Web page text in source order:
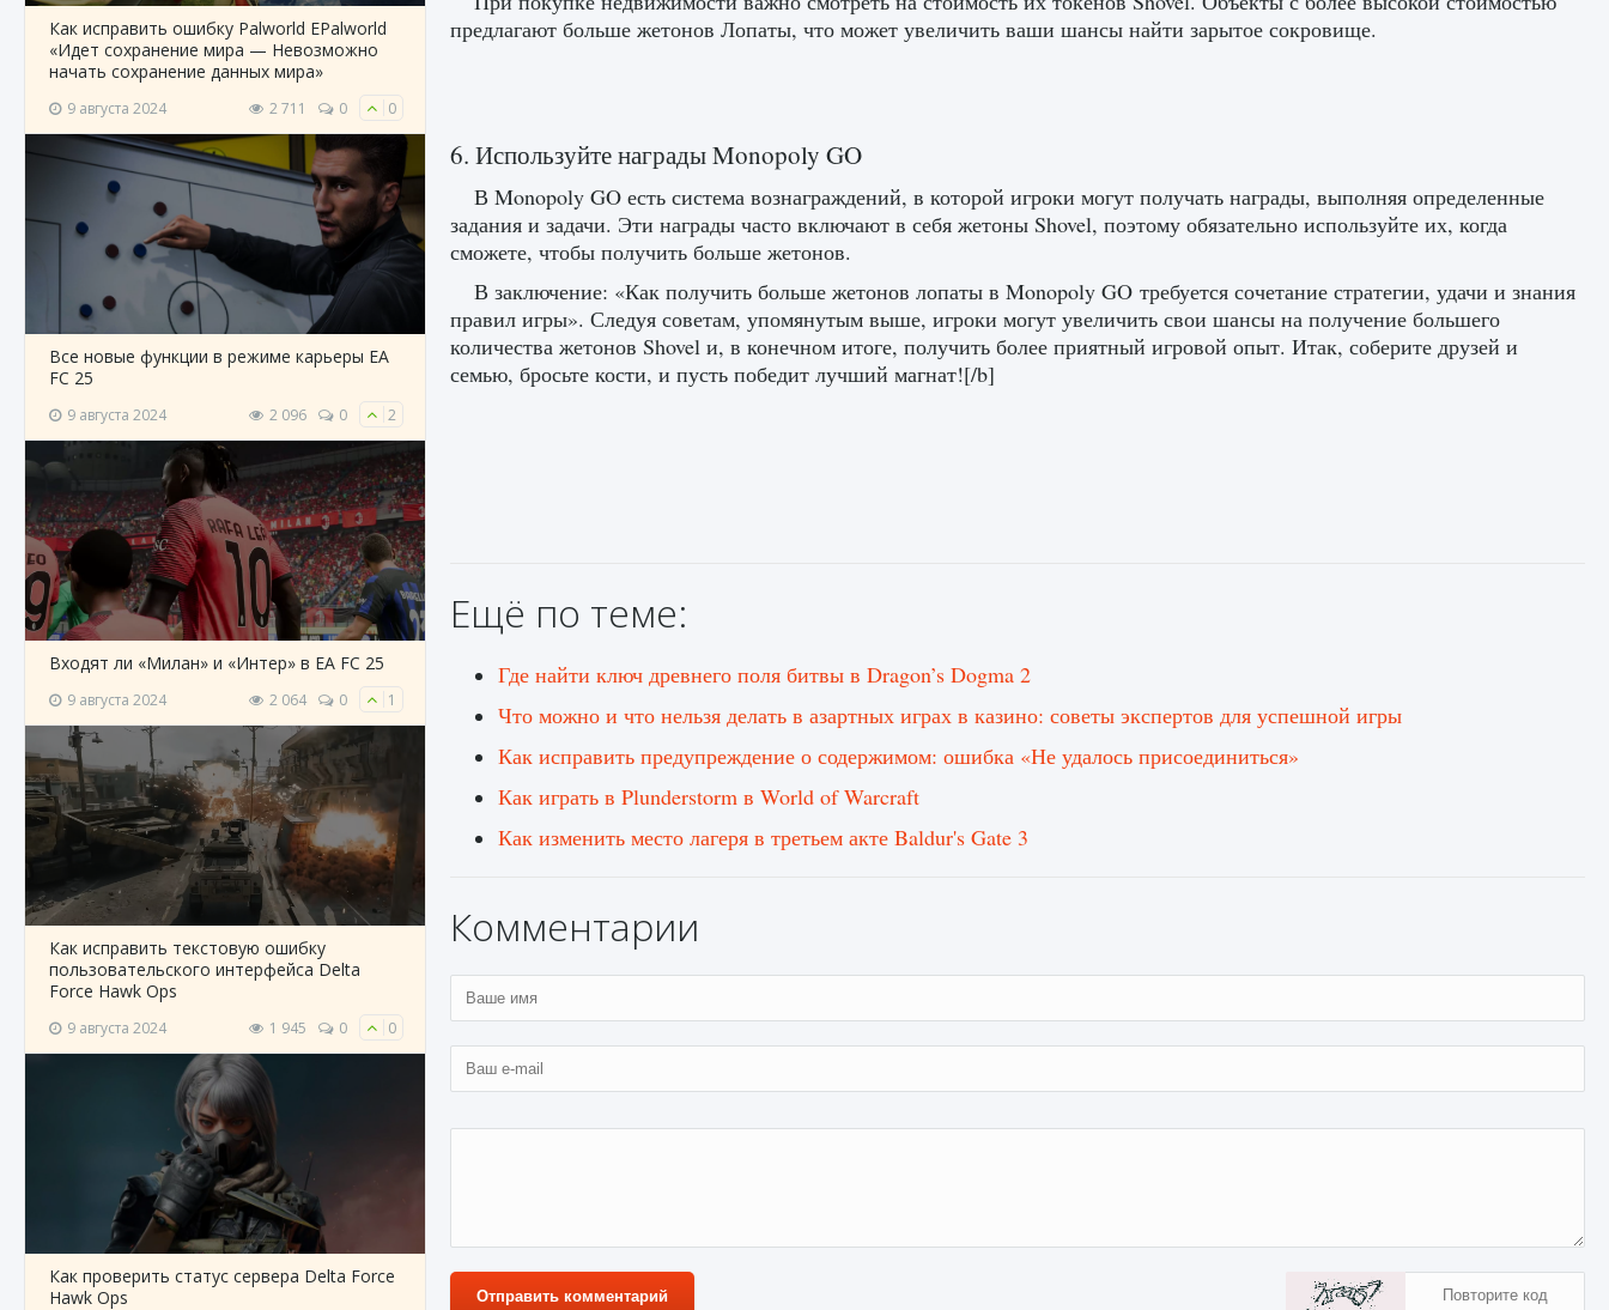
Как исправить ошибку Palworld EPalworld
«Идет сохранение мира — Невозможно
начать сохранение данных мира»
9 августа 2024 2 711 0 0
Все новые функции в режиме карьеры EA
FC 25
9 августа 2024 2 096 0 2
Входят ли «Милан» и «Интер» в EA FC 25
9 августа 2024 2 064 0 1
Как исправить текстовую ошибку
пользовательского интерфейса Delta
Force Hawk Ops
9 августа 2024 1 945 0 0
Как проверить статус сервера Delta Force
Hawk Ops
предлагают больше жетонов Лопаты, что может увеличить ваши шансы найти зарытое сокровище.
6. Используйте награды Monopoly GO
В Monopoly GO есть система вознаграждений, в которой игроки могут получать награды, выполняя определенные
задания и задачи. Эти награды часто включают в себя жетоны Shovel, поэтому обязательно используйте их, когда
сможете, чтобы получить больше жетонов.
В заключение: «Как получить больше жетонов лопаты в Monopoly GO требуется сочетание стратегии, удачи и знания
правил игры». Следуя советам, упомянутым выше, игроки могут увеличить свои шансы на получение большего
количества жетонов Shovel и, в конечном итоге, получить более приятный игровой опыт. Итак, соберите друзей и
семью, бросьте кости, и пусть победит лучший магнат![/b]
Ещё по теме:
Где найти ключ древнего поля битвы в Dragon’s Dogma 2
Что можно и что нельзя делать в азартных играх в казино: советы экспертов для успешной игры
Как исправить предупреждение о содержимом: ошибка «Не удалось присоединиться»
Как играть в Plunderstorm в World of Warcraft
Как изменить место лагеря в третьем акте Baldur's Gate 3
Комментарии
Отправить комментарий